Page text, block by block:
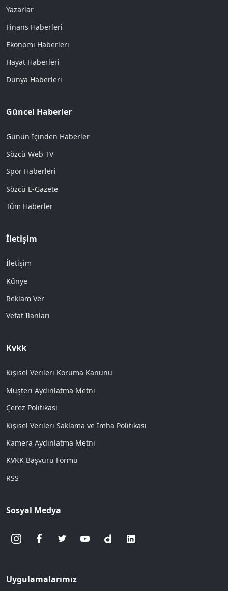
Yazarlar
Finans Haberleri
Ekonomi Haberleri
Hayat Haberleri
Dünya Haberleri
Güncel Haberler
Günün İçinden Haberler
Sözcü Web TV
Spor Haberleri
Sözcü E-Gazete
Tüm Haberler
İletişim
İletişim
Künye
Reklam Ver
Vefat İlanları
Kvkk
Kişisel Verileri Koruma Kanunu
Müşteri Aydınlatma Metni
Çerez Politikası
Kişisel Verileri Saklama ve İmha Politikası
Kamera Aydınlatma Metni
KVKK Başvuru Formu
RSS
Sosyal Medya
Uygulamalarımız